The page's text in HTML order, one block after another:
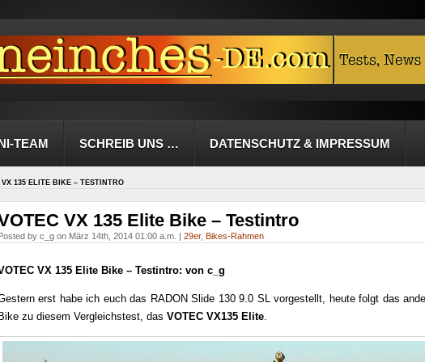
TEAM SCHREIB UNS … DATENSCHUTZ & IMPRESSUM
VX 135 ELITE BIKE – TESTINTRO
VX 135 Elite Bike – Testintro
by c_g on März 14th, 2014 01:00 a.m. | 29er, Bikes-Rahmen
VX 135 Elite Bike – Testintro: von c_g
erst habe ich euch das RADON Slide 130 9.0 SL vorgestellt, heute folgt das
Bike zu diesem Vergleichstest, das VOTEC VX135 Elite.